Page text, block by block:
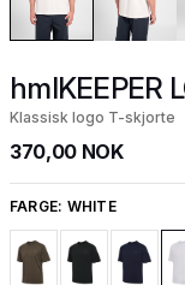
hmlKEEPER
Klassisk logo T-skjorte
370,00 NOK
FARGE: WHITE